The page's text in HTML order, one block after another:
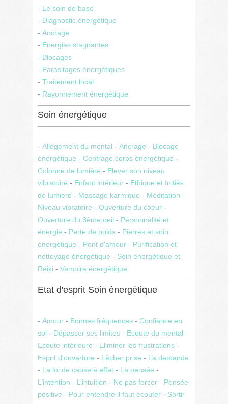
- Le soin de base
- Diagnostic énergétique
- Ancrage
- Energies stagnantes
- Blocages
- Parasitages énergétiques
- Traitement local
- Rayonnement énergétique
Soin énergétique
- Allègement du mental - Ancrage - Blocage
énergétique - Centrage corps énergétique -
Colonne de lumière - Elever son niveau
vibratoire - Enfant intérieur - Ethique et Initiés
de lumiere - Massage karmique - Méditation -
Niveau vibratoire - Ouverture du coeur -
Ouverture du 3ème oeil - Personnalité et
énergie - Perte de poids - Pierres et soin
énergétique - Pont d'amour - Purification et
nettoyage énergétique - Soin énergétique et
Reiki - Vampire énergétique
Etat d'esprit Soin énergétique
- Amour - Bonnes fréquences - Confiance en
soi - Dépasser ses limites - Ecoute du mental -
Ecoute intérieure - Eliminer les frustrations -
Esprit d’ouverture - Lâcher prise - La demande
- La loi de cause à effet - La pensée -
L’intention - L’intuition - Ne pas forcer - Pensée
positive - Pour entendre il faut écouter - Sortir